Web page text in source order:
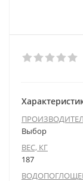
Выбор
ВЕС, КГ
187